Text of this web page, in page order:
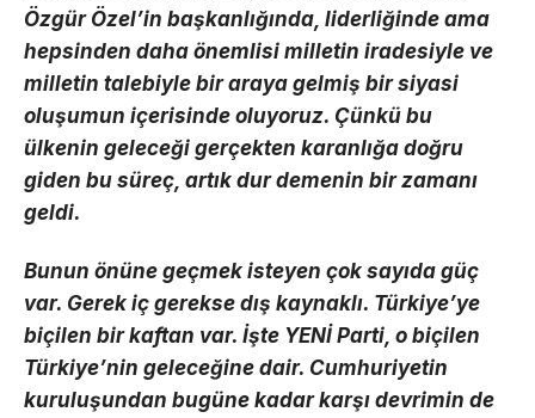
Özgür Özel’in başkanlığında, liderliğinde ama
hepsinden daha önemlisi milletin iradesiyle ve
milletin talebiyle bir araya gelmiş bir siyasi
oluşumun içerisinde oluyoruz. Çünkü bu
ülkenin geleceği gerçekten karanlığa doğru
giden bu süreç, artık dur demenin bir zamanı
geldi.
Bunun önüne geçmek isteyen çok sayıda güç
var. Gerek iç gerekse dış kaynaklı. Türkiye’ye
biçilen bir kaftan var. İşte YENİ Parti, o biçilen
Türkiye’nin geleceğine dair. Cumhuriyetin
kuruluşundan bugüne kadar karşı devrimin de